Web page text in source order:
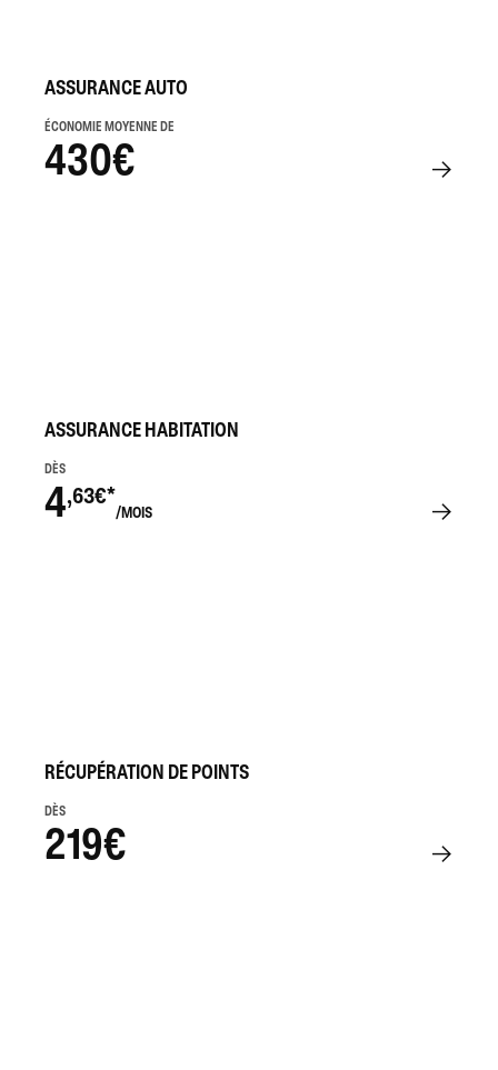
ASSURANCE AUTO
ÉCONOMIE MOYENNE DE
430€
ASSURANCE HABITATION
DÈS
4,63€*
/MOIS
RÉCUPÉRATION DE POINTS
DÈS
219€